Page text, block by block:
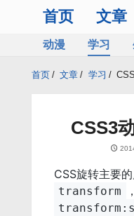
首页 文章
动漫 学习
首页 / 文章 / 学习 /
CSS3
CSS旋转主要
transform